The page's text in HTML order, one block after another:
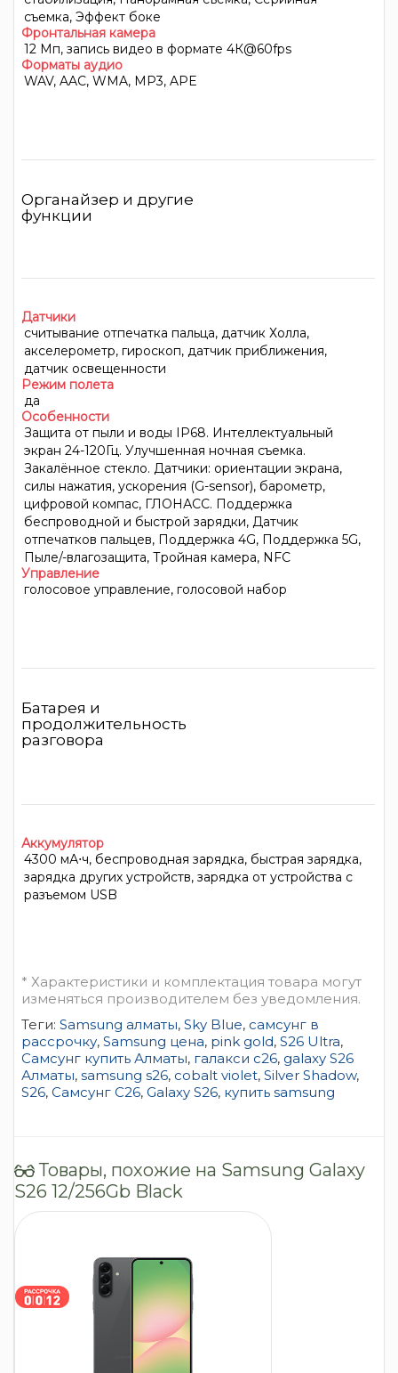
съемка, Эффект боке
Фронтальная камера
12 Мп, запись видео в формате 4К@60fps
Форматы аудио
WAV, AAC, WMA, MP3, APE
Органайзер и другие
функции
Датчики
считывание отпечатка пальца, датчик Холла,
акселерометр, гироскоп, датчик приближения,
датчик освещенности
Режим полета
да
Особенности
Защита от пыли и воды IP68. Интеллектуальный
экран 24-120Гц. Улучшенная ночная съемка.
Закалённое стекло. Датчики: ориентации экрана,
силы нажатия, ускорения (G-sensor), барометр,
цифровой компас, ГЛОНАСС. Поддержка
беспроводной и быстрой зарядки, Датчик
отпечатков пальцев, Поддержка 4G, Поддержка 5G,
Пыле/-влагозащита, Тройная камера, NFC
Управление
голосовое управление, голосовой набор
Батарея и
продолжительность
разговора
Аккумулятор
4300 мА⋅ч, беспроводная зарядка, быстрая зарядка,
зарядка других устройств, зарядка от устройства с
разъемом USB
* Характеристики и комплектация товара могут
изменяться производителем без уведомления.
Теги: Samsung алматы, Sky Blue, самсунг в
рассрочку, Samsung цена, pink gold, S26 Ultra,
Самсунг купить Алматы, галакси c26, galaxy S26
Алматы, samsung s26, cobalt violet, Silver Shadow,
S26, Самсунг C26, Galaxy S26, купить samsung
Товары, похожие на Samsung Galaxy
S26 12/256Gb Black